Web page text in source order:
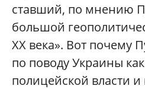
ставший, по мнению
большой
XX века». Вот почему
по поводу Украины
полицейской власти и